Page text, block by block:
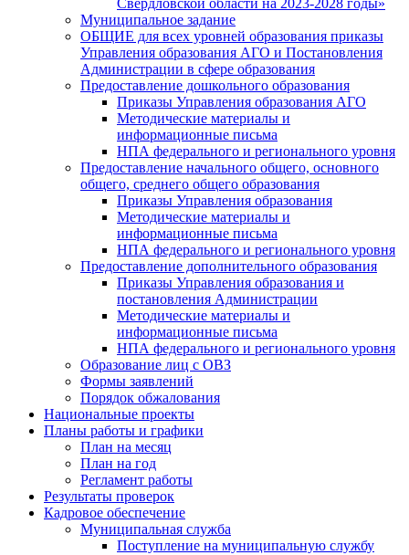
Свердловской области на 2023-2028 годы»
Муниципальное задание
ОБЩИЕ для всех уровней образования приказы
Управления образования АГО и Постановления
Администрации в сфере образования
Предоставление дошкольного образования
Приказы Управления образования АГО
Методические материалы и
информационные письма
НПА федерального и регионального уровня
Предоставление начального общего, основного
общего, среднего общего образования
Приказы Управления образования
Методические материалы и
информационные письма
НПА федерального и регионального уровня
Предоставление дополнительного образования
Приказы Управления образования и
постановления Администрации
Методические материалы и
информационные письма
НПА федерального и регионального уровня
Образование лиц с ОВЗ
Формы заявлений
Порядок обжалования
Национальные проекты
Планы работы и графики
План на месяц
План на год
Регламент работы
Результаты проверок
Кадровое обеспечение
Муниципальная служба
Поступление на муниципальную службу